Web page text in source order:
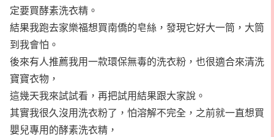
定要買酵素洗衣精。
結果我跑去家樂福想買南僑的皂絲，發現它好大一筒，大筒
到我會怕。
後來有人推薦我用一款環保無毒的洗衣粉，也很適合來清洗
寶寶衣物，
這幾天我來試試看，再把試用結果跟大家說。
其實我很久沒用洗衣粉了，怕溶解不完全，之前就一直想買
嬰兒專用的酵素洗衣精，